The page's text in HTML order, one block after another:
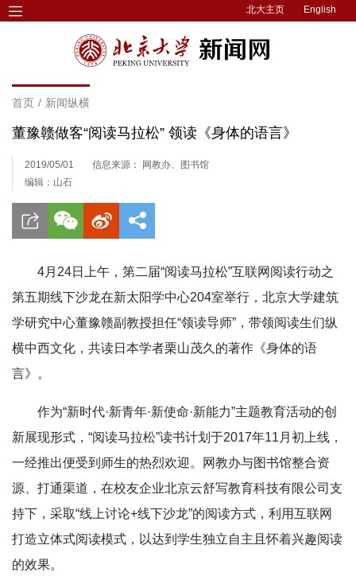
北大主页 English
首页 / 新闻纵横
董豫赣做客“阅读马拉松” 领读《身体的语言》
2019/05/01
信息来源： 网教办、图书馆
编辑：山石
4月24日上午，第二届“阅读马拉松”互联网阅读行动之
第五期线下沙龙在新太阳学中心204室举行，北京大学建筑
学研究中心董豫赣副教授担任“领读导师”，带领阅读生们纵
横中西文化，共读日本学者栗山茂久的著作《身体的语
言》。
作为“新时代·新青年·新使命·新能力”主题教育活动的创
新展现形式，“阅读马拉松”读书计划于2017年11月初上线，
一经推出便受到师生的热烈欢迎。网教办与图书馆整合资
源、打通渠道，在校友企业北京云舒写教育科技有限公司支
持下，采取“线上讨论+线下沙龙”的阅读方式，利用互联网
打造立体式阅读模式，以达到学生独立自主且怀着兴趣阅读
的效果。